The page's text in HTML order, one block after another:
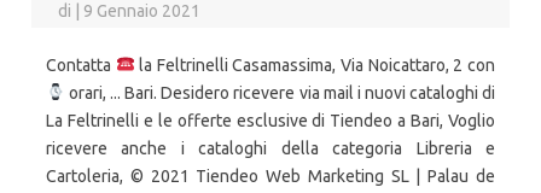
di 9 Gennaio 2021
Contatta
la Feltrinelli Casamassima, Via Noicattaro, 2 con
orari, ... Bari. Desidero ricevere via mail i nuovi cataloghi di
La Feltrinelli e le offerte esclusive di Tiendeo a Bari, Voglio
ricevere anche i cataloghi della categoria Libreria e
Cartoleria, © 2021 Tiendeo Web Marketing SL | Palau de